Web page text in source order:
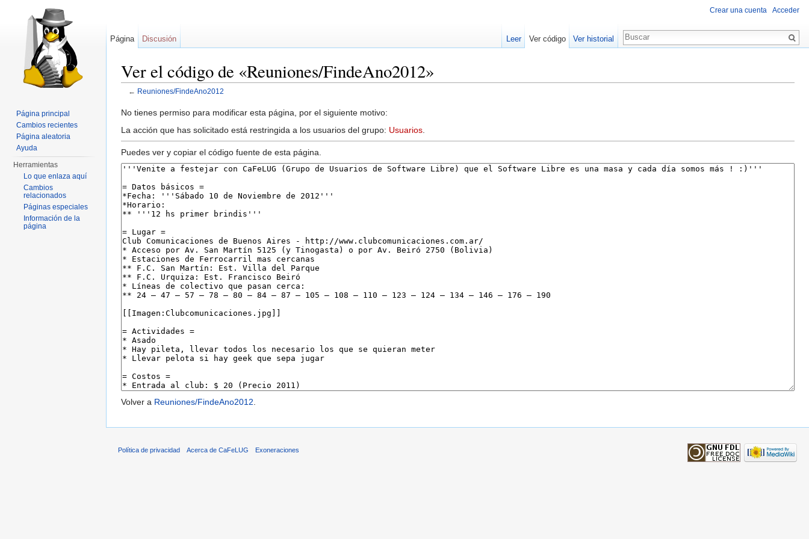
Ver el código de «Reuniones/FindeAno2012»
← Reuniones/FindeAno2012
No tienes permiso para modificar esta página, por el siguiente motivo:
La acción que has solicitado está restringida a los usuarios del grupo: Usuarios
Puedes ver y copiar el código fuente de esta página.
Volver a Reuniones/FindeAno2012.
Crear una cuenta Acceder
Página Discusión Leer Ver código Ver historial
Página principal
Cambios recientes
Página aleatoria
Ayuda
Herramientas
Lo que enlaza aquí
Cambios
relacionados
Páginas especiales
Información de la
página
Política de privacidad Acerca de CaFeLUG Exoneraciones